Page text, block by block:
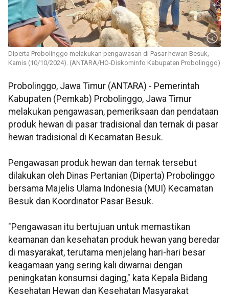
Diperta Probolinggo melakukan pengawasan di Pasar hewan Besuk,
Kamis (10/10/2024). (ANTARA/HO-Diskominfo Kabupaten Probolinggo)
Probolinggo, Jawa Timur (ANTARA) - Pemerintah
Kabupaten (Pemkab) Probolinggo, Jawa Timur
melakukan pengawasan, pemeriksaan dan pendataan
produk hewan di pasar tradisional dan ternak di pasar
hewan tradisional di Kecamatan Besuk.
Pengawasan produk hewan dan ternak tersebut
dilakukan oleh Dinas Pertanian (Diperta) Probolinggo
bersama Majelis Ulama Indonesia (MUI) Kecamatan
Besuk dan Koordinator Pasar Besuk.
"Pengawasan itu bertujuan untuk memastikan
keamanan dan kesehatan produk hewan yang beredar
di masyarakat, terutama menjelang hari-hari besar
keagamaan yang sering kali diwarnai dengan
peningkatan konsumsi daging," kata Kepala Bidang
Kesehatan Hewan dan Kesehatan Masyarakat